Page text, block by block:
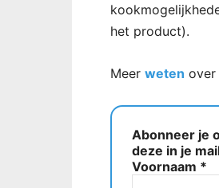
het product).
Meer weten over
Abonneer je
deze in je
Voornaam *